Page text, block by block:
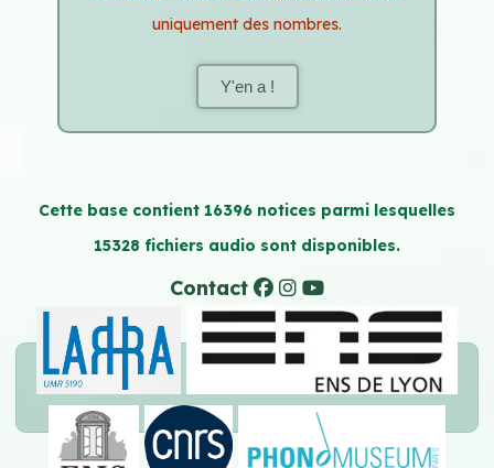
uniquement des nombres.
Y'en a !
Cette base contient 16396 notices parmi lesquelles
15328 fichiers audio sont disponibles.
Contact